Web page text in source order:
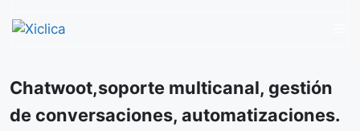
contenido
Chatwoot,soporte multicanal, gestión
de conversaciones, automatizaciones.